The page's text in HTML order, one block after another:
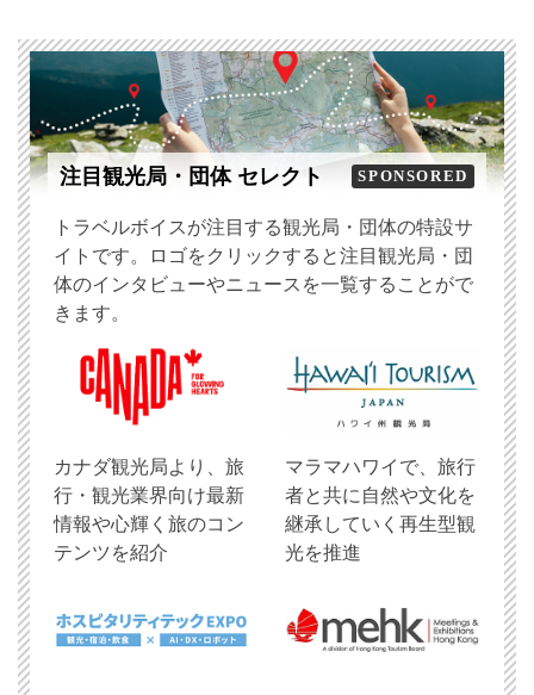
注目観光局・団体 セレクト SPONSORED
トラベルボイスが注目する観光局・団体の特設サ
イトです。ロゴをクリックすると注目観光局・団
体のインタビューやニュースを一覧することがで
きます。
​カナダ観光局より、旅
行・観光業界向け最新
情報や心輝く旅のコン
テンツを紹介
マラマハワイで、旅行
者と共に自然や文化を
継承していく再生型観
光を推進